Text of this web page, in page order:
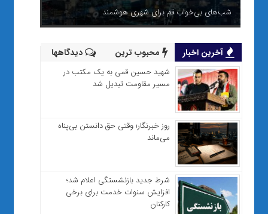
شب‌های بی‌خواب قم برای شهری هوشمند
آخرین اخبار محبوب ترین دیدگاهها
شهید حسین قمی به یک مکتب در
مسیر مقاومت تبدیل شد
روز خبرنگار؛ وقتی حق دانستن بی‌پناه
می‌ماند
شرط جدید بازنشستگی اعلام شد؛
افزایش سنوات خدمت برای برخی
کارکنان